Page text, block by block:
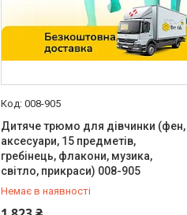
008-905
Дитяче трюмо для дівчинки (фен,
аксесуари, 15 предметів,
гребінець, флакони, музика,
світло, прикраси) 008-905
Немає в наявності
0 (800) 33-98-35